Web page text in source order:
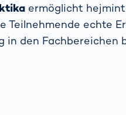
ermöglicht
Teilnehmende echte
den Fachbereichen